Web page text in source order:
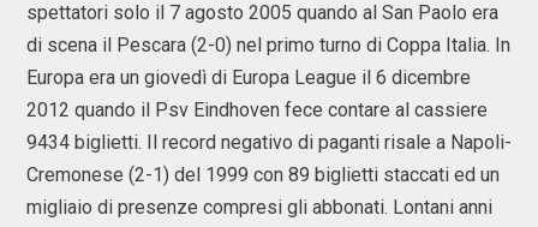
spettatori solo il 7 agosto 2005 quando al San Paolo era
di scena il Pescara (2-0) nel primo turno di Coppa Italia. In
Europa era un giovedì di Europa League il 6 dicembre
2012 quando il Psv Eindhoven fece contare al cassiere
9434 biglietti. Il record negativo di paganti risale a Napoli-
Cremonese (2-1) del 1999 con 89 biglietti staccati ed un
migliaio di presenze compresi gli abbonati. Lontani anni